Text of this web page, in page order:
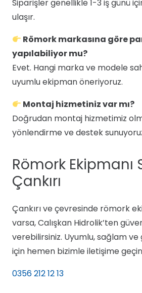
Siparişler genellikle 1-3 iş günü
ulaşır.
Römork markasına göre
yapılabiliyor mu?
Evet. Hangi marka ve modele
uyumlu ekipman öneriyoruz.
Montaj hizmetiniz var mı?
Doğrudan montaj hizmetimiz
yönlendirme ve destek
Römork Ekipmanı
Çankırı
Çankırı ve çevresinde römork
varsa, Calışkan Hidrolik’ten
verebilirsiniz. Uyumlu, sağlam
için hemen bizimle iletişime
0356 212 12 13